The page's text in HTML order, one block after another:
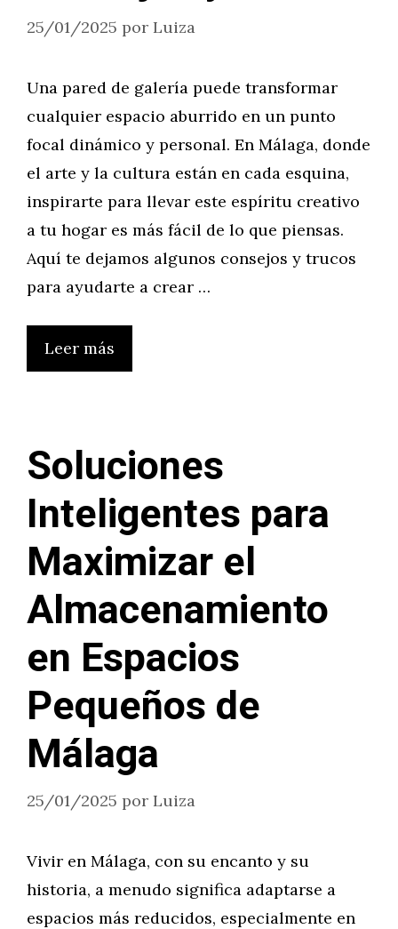
25/01/2025 por Luiza
Una pared de galería puede transformar
cualquier espacio aburrido en un punto
focal dinámico y personal. En Málaga, donde
el arte y la cultura están en cada esquina,
inspirarte para llevar este espíritu creativo
a tu hogar es más fácil de lo que piensas.
Aquí te dejamos algunos consejos y trucos
para ayudarte a crear …
Leer más
Soluciones
Inteligentes para
Maximizar el
Almacenamiento
en Espacios
Pequeños de
Málaga
25/01/2025 por Luiza
Vivir en Málaga, con su encanto y su
historia, a menudo significa adaptarse a
espacios más reducidos, especialmente en